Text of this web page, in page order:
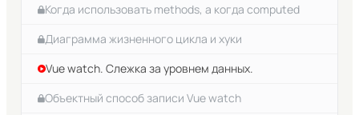
Когда использовать methods, а когда computed
Диаграмма жизненного цикла и хуки
Vue watch. Слежка за уровнем данных.
Объектный способ записи Vue watch